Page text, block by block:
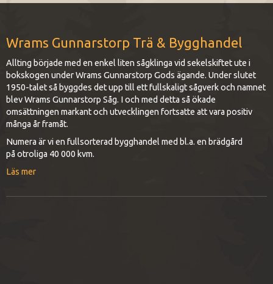
Wrams Gunnarstorp Trä & Bygghandel
Allting började med en enkel liten sågklinga vid sekelskiftet ute i
bokskogen under Wrams Gunnarstorp Gods ägande. Under slutet
1950-talet så byggdes det upp till ett fullskaligt sågverk och namnet
blev Wrams Gunnarstorp Såg. I och med detta så ökade
omsättningen markant och utvecklingen fortsatte att vara positiv
många år framåt.
Numera är vi en fullsorterad bygghandel med bl.a. en brädgård
på otroliga 40 000 kvm.
Läs mer